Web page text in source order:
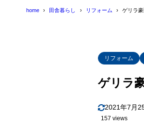
home 田舎暮らし リフォーム ゲリラ
リフォーム
ゲリラ
2021年7月
157 views